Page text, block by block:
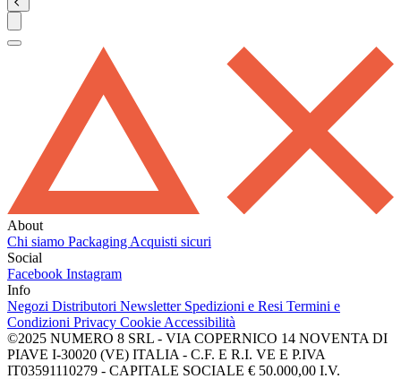
About
Chi siamo Packaging Acquisti sicuri
Social
Facebook Instagram
Info
Negozi Distributori Newsletter Spedizioni e Resi Termini e
Condizioni Privacy Cookie Accessibilità
©2025 NUMERO 8 SRL - VIA COPERNICO 14 NOVENTA DI
PIAVE I-30020 (VE) ITALIA - C.F. E R.I. VE E P.IVA
IT03591110279 - CAPITALE SOCIALE € 50.000,00 I.V.